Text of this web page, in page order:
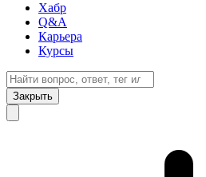
Хабр
Q&A
Карьера
Курсы
Закрыть